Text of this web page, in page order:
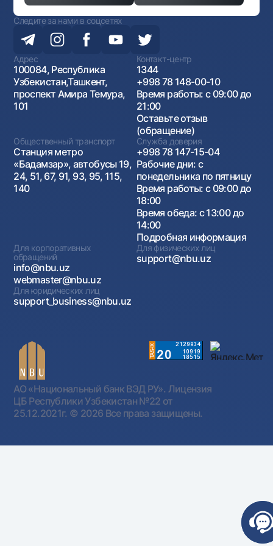
Следите за нами в соцсетях
Адрес
100084, Республика
Узбекистан,Ташкент,
проспект Амира Темура,
101
Контакт-центр
1344
+998 78 148-00-10
Время работы: с 09:00 до
21:00
Оставьте отзыв
(обращение)
Общественный транспорт
Станция метро
«Бадамзар», автобусы 19,
24, 51, 67, 91, 93, 95, 115,
140
Служба доверия
+998 78 147-15-04
Рабочие дни: с
понедельника по пятницу
Время работы: с 09:00 до
18:00
Время обеда: с 13:00 до
14:00
Подробная информация
Для корпоративных
обращений
info@nbu.uz
webmaster@nbu.uz
Для физических лиц
support@nbu.uz
Для юридических лиц
support_business@nbu.uz
АО «Национальный банк ВЭД РУ». Лицензия
ЦБ Республики Узбекистан №22 от
25.12.2021г. © 2026 Все права защищены.